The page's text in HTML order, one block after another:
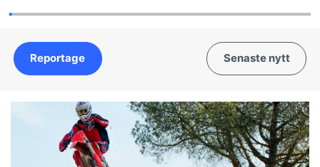
Reportage Senaste nytt